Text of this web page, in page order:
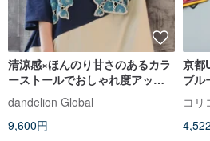
清涼感×ほんのり甘さのあるカラ
ーストールでおしゃれ度アッ
プ・手編み・透かし・クロシェ
レース・ストール・d-st502
dandelion Global
9,600円
京都
ブル
コリ